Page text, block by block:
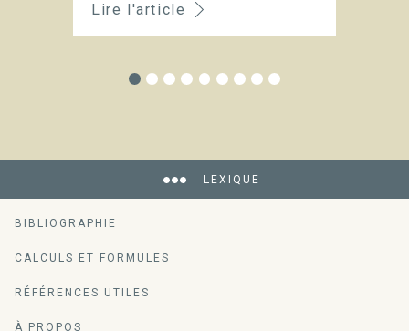
Lire l'article
LEXIQUE
BIBLIOGRAPHIE
CALCULS ET FORMULES
RÉFÉRENCES UTILES
À PROPOS